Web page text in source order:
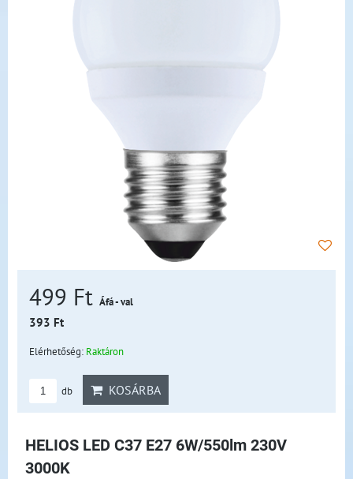
499 Ft Áfá - val
393 Ft
Elérhetőség: Raktáron
db KOSÁRBA
HELIOS LED C37 E27 6W/550lm 230V
3000K